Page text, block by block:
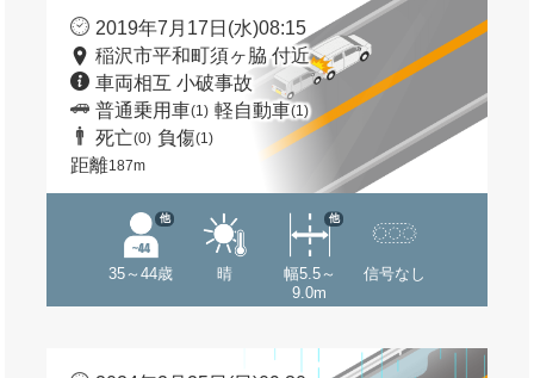
2019年7月17日(水)08:15
稲沢市平和町須ヶ脇 付近
車両相互 小破事故
普通乗用車(1) 軽自動車(1)
死亡(0) 負傷(1)
距離187m
35～44歳
他
晴
幅5.5～
9.0m
他
信号なし